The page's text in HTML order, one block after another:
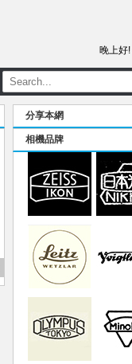
晚上好!
分享本網
相機品牌